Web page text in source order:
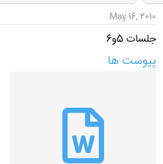
May 16, 2010
جلسات 5و6
پیوست ها